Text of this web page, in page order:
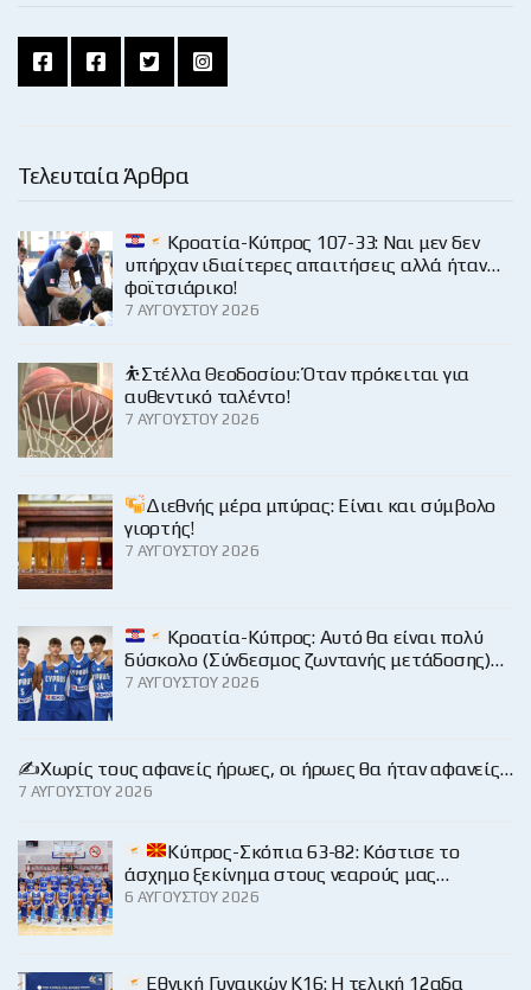
Τελευταία Άρθρα
Κροατία-Κύπρος 107-33: Ναι μεν δεν
υπήρχαν ιδιαίτερες απαιτήσεις αλλά ήταν…
φοϊτσιάρικο!
7 ΑΥΓΟΎΣΤΟΥ 2026
⛹️Στέλλα Θεοδοσίου: Όταν πρόκειται για
αυθεντικό ταλέντο!
7 ΑΥΓΟΎΣΤΟΥ 2026
Διεθνής μέρα μπύρας: Είναι και σύμβολο
γιορτής!
7 ΑΥΓΟΎΣΤΟΥ 2026
Κροατία-Κύπρος: Αυτό θα είναι πολύ
δύσκολο (Σύνδεσμος ζωντανής μετάδοσης)…
7 ΑΥΓΟΎΣΤΟΥ 2026
✍️Χωρίς τους αφανείς ήρωες, οι ήρωες θα ήταν αφανείς…
7 ΑΥΓΟΎΣΤΟΥ 2026
Κύπρος-Σκόπια 63-82: Κόστισε το
άσχημο ξεκίνημα στους νεαρούς μας…
6 ΑΥΓΟΎΣΤΟΥ 2026
Εθνική Γυναικών Κ16: Η τελική 12αδα